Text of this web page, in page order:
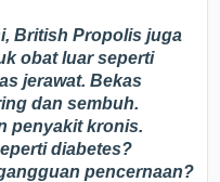
British Propolis juga
obat luar seperti
jerawat. Bekas
dan sembuh.
penyakit kronis.
diabetes?
pencernaan?